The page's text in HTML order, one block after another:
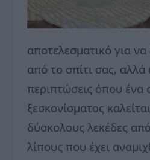
αποτελεσματικό για
από το σπίτι σας,
περιπτώσεις όπου ένα
ξεσκονίσματος
δύσκολους λεκέδες
λίπους που έχει